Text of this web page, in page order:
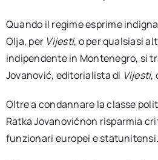
Quando il regime esprime
Olja, per Vijesti, o per qualsiasi
indipendente in Montenegro, si
Jovanović, editorialista di Vijesti,
Oltre a condannare la classe
Ratka Jovanovićnon risparmia
funzionari europei e statunitensi.